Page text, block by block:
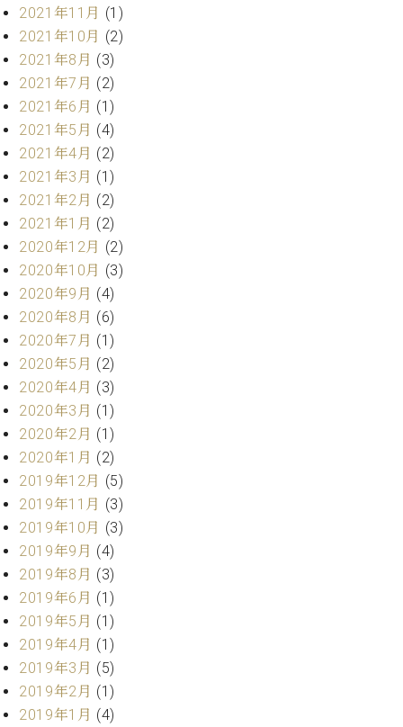
C.
ベ
ヒ
シ
ュ
タ
イ
レ
ジ
デ
ン
ス
ア
ッ
プ
ラ
イ
ト
ピ
ノ
C.
ベ
ヒ
シ
ュ
タ
イ
ン
ア
カ
デ
ミ
ル・
スタ
ジオ
状況
動
画
収
録
ー
ビ
ス
音
楽
教
ピ
ア
ノ
の
コ
シ
ェ
ル
ジ
ュ
ア
セ
ス
セン
トラ
ム東
京の
ご案
2021年11月 (1)
2021年10月 (2)
2021年8月 (3)
2021年7月 (2)
2021年6月 (1)
2021年5月 (4)
2021年4月 (2)
2021年3月 (1)
2021年2月 (2)
2021年1月 (2)
2020年12月 (2)
2020年10月 (3)
2020年9月 (4)
2020年8月 (6)
2020年7月 (1)
2020年5月 (2)
2020年4月 (3)
2020年3月 (1)
2020年2月 (1)
2020年1月 (2)
2019年12月 (5)
2019年11月 (3)
2019年10月 (3)
2019年9月 (4)
2019年8月 (3)
2019年6月 (1)
2019年5月 (1)
2019年4月 (1)
2019年3月 (5)
2019年2月 (1)
2019年1月 (4)